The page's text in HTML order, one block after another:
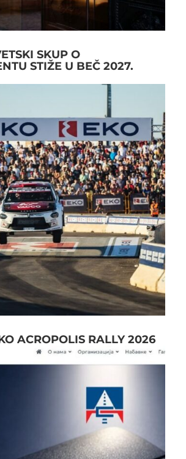
SKUP O
STIŽE U BEČ 2027.
ACROPOLIS RALLY 2026